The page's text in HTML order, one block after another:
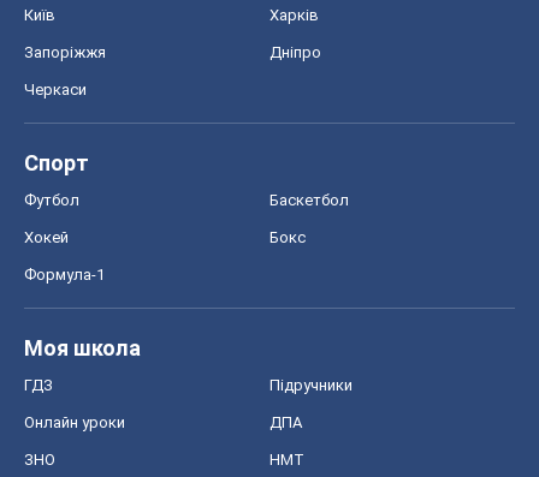
Київ Харків
Запоріжжя Дніпро
Черкаси
Спорт
Футбол Баскетбол
Хокей Бокс
Формула-1
Моя школа
ГДЗ Підручники
Онлайн уроки ДПА
ЗНО НМТ